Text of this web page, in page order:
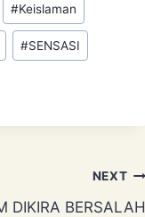
#Keislaman
#SENSASI
NEXT
DIKIRA BERSALAH